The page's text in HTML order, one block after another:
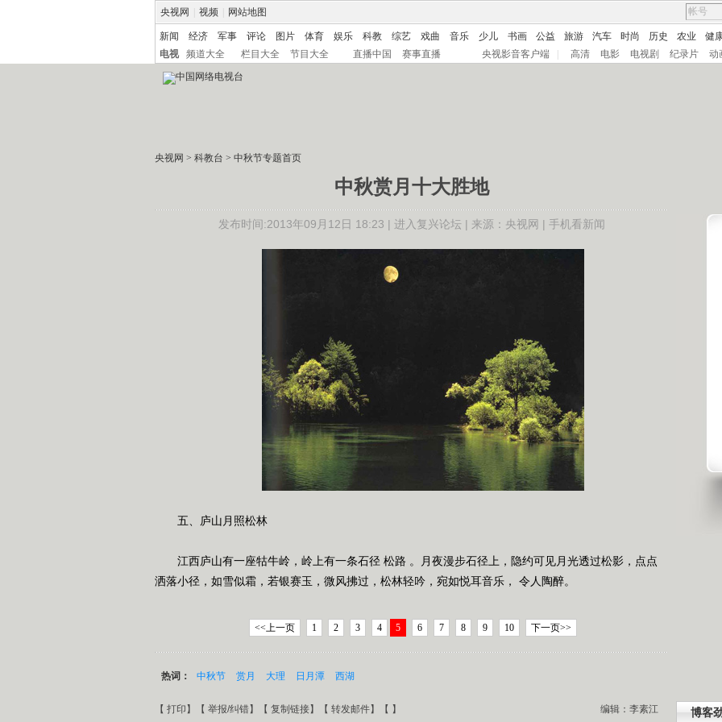
央视网 视频 网站地图
新闻 经济 军事 评论 图片 体育 娱乐 科教 综艺 戏曲 音乐 少儿 书画 公益 旅游 汽车 时尚 历史 农业
健
电视
频道大全 栏目大全 节目大全 直播中国 赛事直播 央视影音客户端 高清 电影 电视剧 纪录片 动
央视网 > 科教台 > 中秋节专题首页
中秋赏月十大胜地
发布时间:2013年09月12日 18:23 | 进入复兴论坛| 来源：央视网 | 手机看新闻
五、庐山月照松林
江西庐山有一座牯牛岭，岭上有一条石径 松路 。月夜漫步石径上，隐约可见月光透过松影，点点
洒落小径，如雪似霜，若银赛玉，微风拂过，松林轻吟，宛如悦耳音乐， 令人陶醉。
<<上一页 1 2 3 4 5 6 7 8 9 10 下一页>>
热词： 中秋节 赏月 大理 日月潭 西湖
编辑：李素江
【 打印 】【 举报/纠错】【 复制链接】【 转发邮件】【 】 博客